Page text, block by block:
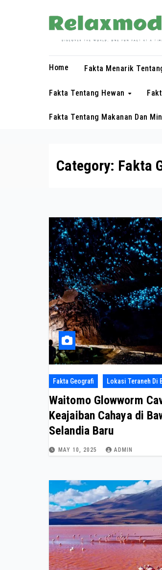
Home Fakta Menarik
Fakta Tentang Hewan
Fakta Tentang Makanan Dan
Category: Fakta
Fakta Geografi Lokasi Teraneh Di
Waitomo Glowworm
Keajaiban Cahaya di
Selandia Baru
MAY 10, 2025 ADMIN